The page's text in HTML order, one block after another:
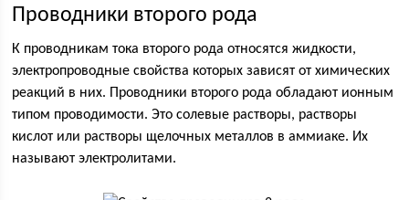
Проводники второго рода
К проводникам тока второго рода относятся жидкости,
электропроводные свойства которых зависят от химических
реакций в них. Проводники второго рода обладают ионным
типом проводимости. Это солевые растворы, растворы
кислот или растворы щелочных металлов в аммиаке. Их
называют электролитами.